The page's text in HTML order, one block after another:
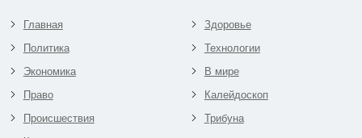
Главная
Политика
Экономика
Право
Происшествия
Здоровье
Технологии
В мире
Калейдоскоп
Трибуна